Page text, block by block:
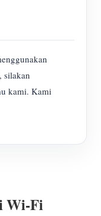
silakan
kami. Kami
Wi-Fi